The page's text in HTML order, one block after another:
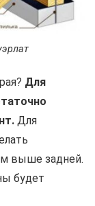
Для
Для
выше задней.
будет